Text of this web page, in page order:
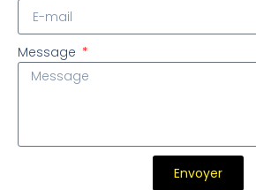
Message
Envoyer